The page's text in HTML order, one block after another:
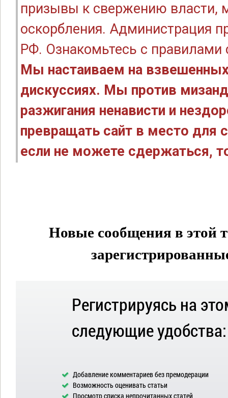
призывы к свержению власти,
оскорбления. Администрация
РФ. Ознакомьтесь с правилами
Мы настаиваем на
дискуссиях. Мы против
разжигания ненависти и
превращать сайт в место для
если не можете сдержаться,
Новые сообщения в этой
Регистрируясь на
следующие удобства:
Добавление комментариев без премодерации
Возможность оценивать статьи
Просмотр списка непрочитанных статей